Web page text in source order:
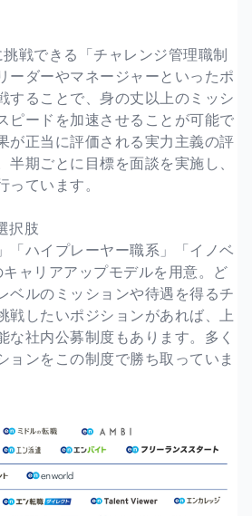
戦できる「チャレンジ管理職制
ーダーやマネージャーといったポ
することで、身の丈以上のミッシ
ピードを加速させることが可能で
が正当に評価される実力主義の評
期ごとに目標を面談を実施し、
ています。
択肢
「ハイプレーヤー職系」「イノベ
ャリアアップモデルを用意。ど
ベルのミッションや待遇を得るチ
戦したいポジションがあれば、上
な社内公募制度もあります。多く
ョンをこの制度で勝ち取っていま